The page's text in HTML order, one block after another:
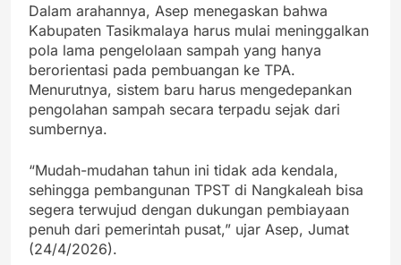
Dalam arahannya, Asep menegaskan bahwa
Kabupaten Tasikmalaya harus mulai meninggalkan
pola lama pengelolaan sampah yang hanya
berorientasi pada pembuangan ke TPA.
Menurutnya, sistem baru harus mengedepankan
pengolahan sampah secara terpadu sejak dari
sumbernya.
“Mudah-mudahan tahun ini tidak ada kendala,
sehingga pembangunan TPST di Nangkaleah bisa
segera terwujud dengan dukungan pembiayaan
penuh dari pemerintah pusat,” ujar Asep, Jumat
(24/4/2026).